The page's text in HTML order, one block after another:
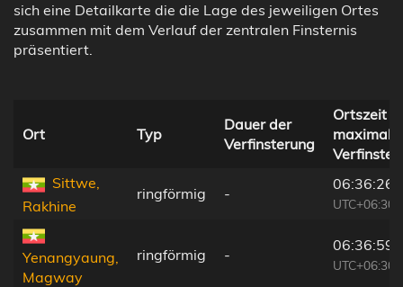
sich eine Detailkarte die die Lage des jeweiligen Ortes
zusammen mit dem Verlauf der zentralen Finsternis
präsentiert.
Ort Typ
Dauer der
Verfinsterung
Ortszeit
Sittwe,
Rakhine
ringförmig -
06:36:26
UTC+06:30
Yenangyaung,
Magway
ringförmig -
06:36:59
UTC+06:30